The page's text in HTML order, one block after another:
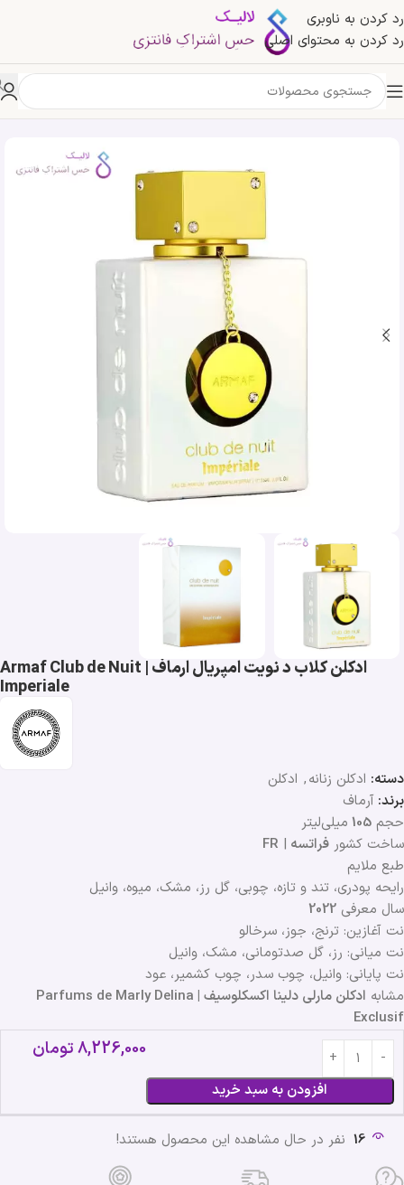
رد کردن به ناوبری
رد کردن به محتوای اصلی
خانه »فروشگاه »ادکلن کلاب د نویت امپریال ارماف | Armaf Club de Nuit Imperiale
ادکلن کلاب د نویت امپریال ارماف | Armaf Club de Nuit
Imperiale
دسته: ادکلن زنانه, ادکلن
برند: آرماف
حجم 105 میلی‌لیتر
ساخت کشور فراتسه |
FR
طبع ملایم
رایحه پودری، تند و تازه، چوبی، گل رز، مشک، میوه، وانیل
سال معرفی 2022
نت آغازین: ترنج، جوز، سرخالو
نت میانی: رز، گل صدتومانی، مشک، وانیل
نت پایانی: وانیل، چوب سدر، چوب کشمیر، عود
مشابه
ادکلن مارلی دلینا اکسکلوسیف | Parfums de Marly Delina
Exclusif
افزودن به سبد خرید
8,226,000تومان
16 نفر در حال مشاهده این محصول هستند!